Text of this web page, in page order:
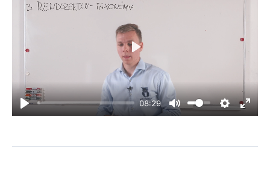
08:29
Play